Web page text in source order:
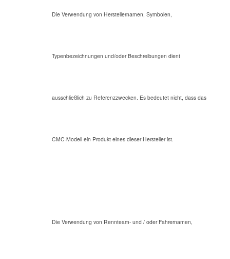
Die Verwendung von Herstellernamen, Symbolen,
Typenbezeichnungen und/oder Beschreibungen dient
ausschließlich zu Referenzzwecken. Es bedeutet nicht, dass das
CMC-Modell ein Produkt eines dieser Hersteller ist.
Die Verwendung von Rennteam- und / oder Fahrernamen,